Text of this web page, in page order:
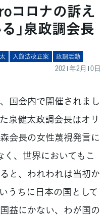
コロナの訴え
」泉政調会長
入館法改正案 政調活動
2021年2月10日
国会内で開催されまし
泉健太政調会長はオリ
会長の女性蔑視発言に
く、世界においてもこ
と、われわれは当初か
うちに日本の国として
益にかない、わが国の